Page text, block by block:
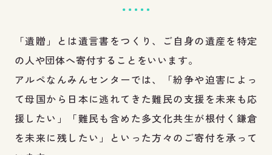
「遺贈」とは遺言書をつくり、ご自身の遺産を特定
の人や団体へ寄付することをいいます。
アルペなんみんセンターでは、「紛争や迫害によっ
て母国から日本に逃れてきた難民の支援を未来も応
援したい」「難民も含めた多文化共生が根付く鎌倉
を未来に残したい」といった方々のご寄付を承って